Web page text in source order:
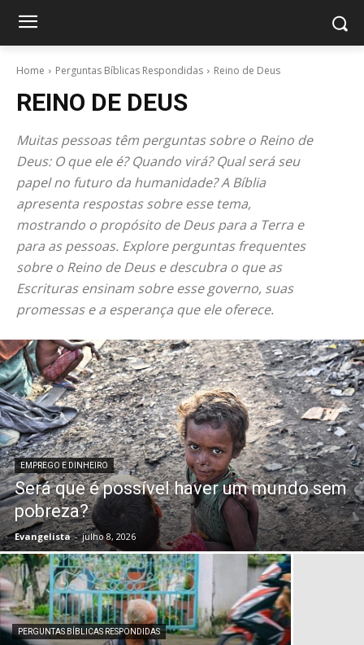
Home Perguntas Bíblicas Respondidas Reino de Deus
REINO DE DEUS
Muitas pessoas têm perguntas sobre o Reino de
Deus: O que ele é? Quando virá? Qual será seu
papel no futuro da humanidade? A Bíblia
apresenta respostas sobre esse tema,
mostrando o propósito de Deus para a Terra e
para as pessoas. Explore perguntas frequentes
sobre o Reino de Deus e descubra o que as
Escrituras ensinam sobre esse governo, suas
promessas e a esperança que ele oferece.
EMPREGO E DINHEIRO
Será que é possível haver um mundo sem
pobreza?
Evangelista - julho 8, 2026
PERGUNTAS BÍBLICAS RESPONDIDAS